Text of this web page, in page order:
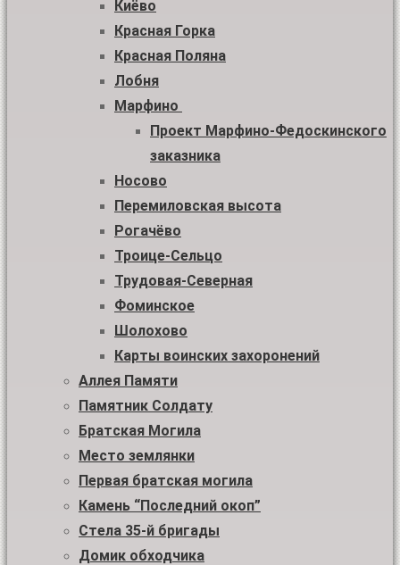
Киёво
Красная Горка
Красная Поляна
Лобня
Марфино
Проект Марфино-Федоскинского
заказника
Носово
Перемиловская высота
Рогачёво
Троице-Сельцо
Трудовая-Северная
Фоминское
Шолохово
Карты воинских захоронений
Аллея Памяти
Памятник Солдату
Братская Могила
Место землянки
Первая братская могила
Камень “Последний окоп”
Стела 35-й бригады
Домик обходчика